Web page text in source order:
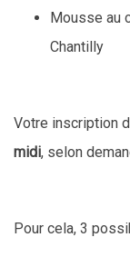
Mousse au
Chantilly
Votre inscription
midi, selon
Pour cela, 3